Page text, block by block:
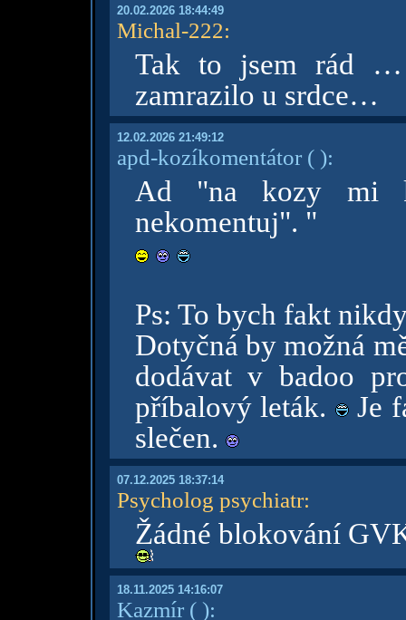
20.02.2026 18:44:49
Michal-222:
Tak to jsem rád …
zamrazilo u srdce…
12.02.2026 21:49:12
apd-kozíkomentátor( ):
Ad "na kozy mi
nekomentuj". "
Ps: To bych fakt
Dotyčná by možná
dodávat v badoo
příbalový leták.
Je
slečen.
07.12.2025 18:37:14
Psycholog psychiatr:
Žádné blokování
18.11.2025 14:16:07
Kazmír( ):